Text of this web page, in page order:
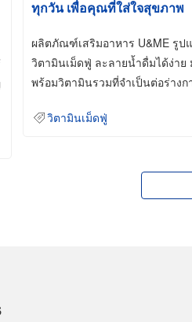
ทุกวัน เพื่อคุณที่ใส่ใจสุขภาพ
ผลิตภัณฑ์เสริมอาหาร U&ME รูป
วิตามินเม็ดฟู่ ละลายน้ำดื่มได้ง่าย
พร้อมวิตามินรวมที่จำเป็นต่อร่างก
วิตามินเม็ดฟู่